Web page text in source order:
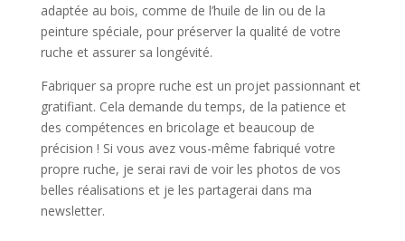
adaptée au bois, comme de l’huile de lin ou de la
peinture spéciale, pour préserver la qualité de votre
ruche et assurer sa longévité.
Fabriquer sa propre ruche est un projet passionnant et
gratifiant. Cela demande du temps, de la patience et
des compétences en bricolage et beaucoup de
précision ! Si vous avez vous-même fabriqué votre
propre ruche, je serai ravi de voir les photos de vos
belles réalisations et je les partagerai dans ma
newsletter.